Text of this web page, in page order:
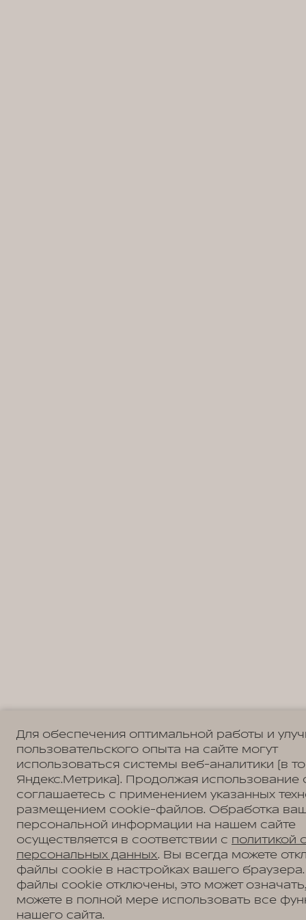
Для обеспечения оптимальной работы и
пользовательского опыта на сайте могут
использоваться системы веб-аналитики (в
Яндекс.Метрика). Продолжая использование
соглашаетесь с применением указанных
размещением cookie-файлов. Обработка
персональной информации на нашем сайте
осуществляется в соответствии с политикой
персональных данных. Вы всегда можете
файлы cookie в настройках вашего
файлы cookie отключены, это может
можете в полной мере использовать все
нашего сайта.